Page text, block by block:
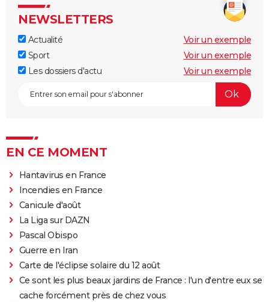
NEWSLETTERS
Actualité
Voir un exemple
Sport
Voir un exemple
Les dossiers d'actu
Voir un exemple
EN CE MOMENT
Hantavirus en France
Incendies en France
Canicule d'août
La Liga sur DAZN
Pascal Obispo
Guerre en Iran
Carte de l'éclipse solaire du 12 août
Ce sont les plus beaux jardins de France : l'un d'entre eux se
cache forcément près de chez vous